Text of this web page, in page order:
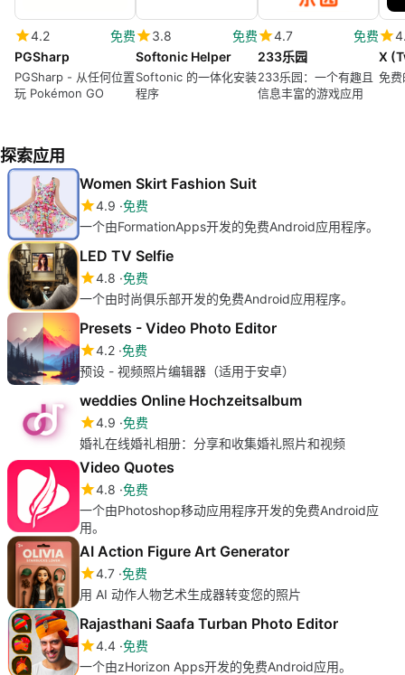
4.2
免费
PGSharp
PGSharp - 从任何位置
玩 Pokémon GO
3.8
免费
Softonic Helper
Softonic 的一体化安装
程序
4.7
免费
233乐园
233乐园：一个有趣且
信息丰富的游戏应用
X
免
探索应用
Women Skirt Fashion Suit
4.9 免费
一个由FormationApps开发的免费Android应用程序。
LED TV Selfie
4.8 免费
一个由时尚俱乐部开发的免费Android应用程序。
Presets - Video Photo Editor
4.2 免费
预设 - 视频照片编辑器（适用于安卓）
weddies Online Hochzeitsalbum
4.9 免费
婚礼在线婚礼相册：分享和收集婚礼照片和视频
Video Quotes
4.8 免费
一个由Photoshop移动应用程序开发的免费Android应
用。
AI Action Figure Art Generator
4.7 免费
用 AI 动作人物艺术生成器转变您的照片
Rajasthani Saafa Turban Photo Editor
4.4 免费
一个由zHorizon Apps开发的免费Android应用。